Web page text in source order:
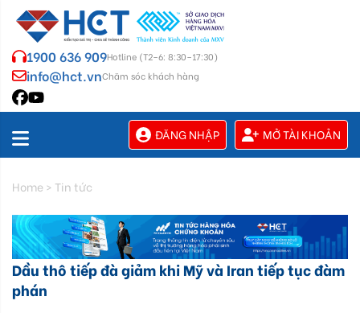
1900 636 909Hotline (T2–6: 8:30–17:30)
info@hct.vnChăm sóc khách hàng
ĐĂNG NHẬP MỞ TÀI KHOẢN
Home > Tin tức
Dầu thô tiếp đà giảm khi Mỹ và Iran tiếp tục đàm
phán